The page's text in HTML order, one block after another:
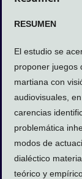
RESUMEN
El estudio se
proponer juegos
martiana con
audiovisuales,
carencias
problemática
modos de
dialéctico
teórico y